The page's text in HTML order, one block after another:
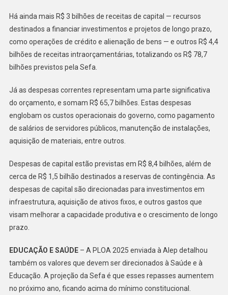
Há ainda mais R$ 3 bilhões de receitas de capital — recursos
destinados a financiar investimentos e projetos de longo prazo,
como operações de crédito e alienação de bens — e outros R$ 4,4
bilhões de receitas intraorçamentárias, totalizando os R$ 78,7
bilhões previstos pela Sefa.
Já as despesas correntes representam uma parte significativa
do orçamento, e somam R$ 65,7 bilhões. Estas despesas
englobam os custos operacionais do governo, como pagamento
de salários de servidores públicos, manutenção de instalações,
aquisição de materiais, entre outros.
Despesas de capital estão previstas em R$ 8,4 bilhões, além de
cerca de R$ 1,5 bilhão destinados a reservas de contingência. As
despesas de capital são direcionadas para investimentos em
infraestrutura, aquisição de ativos fixos, e outros gastos que
visam melhorar a capacidade produtiva e o crescimento de longo
prazo.
EDUCAÇÃO E SAÚDE– A PLOA 2025 enviada à Alep detalhou
também os valores que devem ser direcionados à Saúde e à
Educação. A projeção da Sefa é que esses repasses aumentem
no próximo ano, ficando acima do mínimo constitucional.